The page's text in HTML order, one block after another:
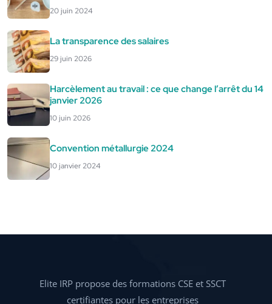
20 juin 2024
La transparence des salaires
29 juin 2026
Harcèlement au travail : ce que change l’arrêt du 14
janvier 2026
10 juin 2026
Convention métallurgie 2024
10 janvier 2024
Elite IRP propose des formations CSE et SSCT
certifiantes pour les entreprises